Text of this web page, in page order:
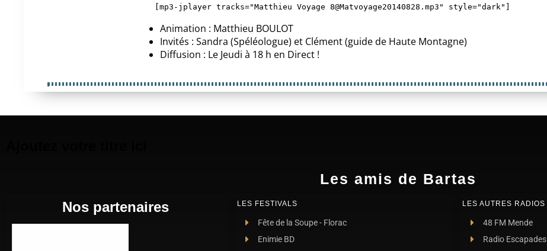
[mp3-jplayer tracks="Matthieu Voyage 8@Matvoyage20140828.mp3" style="dark"]
Animation : Matthieu BOULOT
Invités : Sandra (Spéléologue) et Clément (guide de Haute Montagne)
Diffusion : Le Jeudi à 18 h en Direct !
Les amis de Bartas
Nos partenaires LES FESTIVALS
Fête de la Soupe - Florac
Enimie BD
LES AUTRES RADIOS
48 FM Mende
Radio Escapades